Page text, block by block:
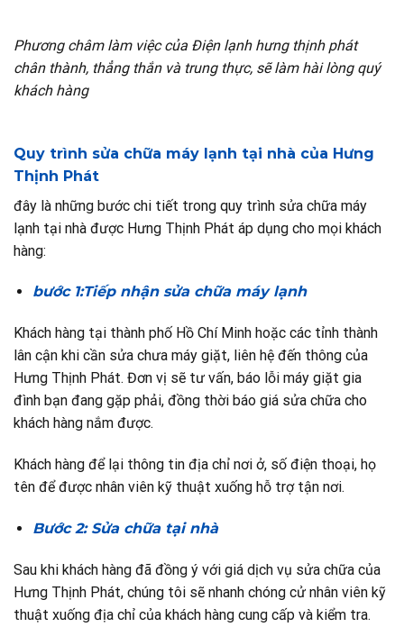
Phương châm làm việc của Điện lạnh hưng thịnh phát
chân thành, thẳng thắn và trung thực, sẽ làm hài lòng quý
khách hàng
Quy trình sửa chữa máy lạnh tại nhà của Hưng
Thịnh Phát
đây là những bước chi tiết trong quy trình sửa chữa máy
lạnh tại nhà được Hưng Thịnh Phát áp dụng cho mọi khách
hàng:
bước 1:Tiếp nhận sửa chữa máy lạnh
Khách hàng tại thành phố Hồ Chí Minh hoặc các tỉnh thành
lân cận khi cần sửa chưa máy giặt, liên hệ đến thông của
Hưng Thịnh Phát. Đơn vị sẽ tư vấn, báo lỗi máy giặt gia
đình bạn đang gặp phải, đồng thời báo giá sửa chữa cho
khách hàng nắm được.
Khách hàng để lại thông tin địa chỉ nơi ở, số điện thoại, họ
tên để được nhân viên kỹ thuật xuống hỗ trợ tận nơi.
Bước 2: Sửa chữa tại nhà
Sau khi khách hàng đã đồng ý với giá dịch vụ sửa chữa của
Hưng Thịnh Phát, chúng tôi sẽ nhanh chóng cử nhân viên kỹ
thuật xuống địa chỉ của khách hàng cung cấp và kiểm tra.